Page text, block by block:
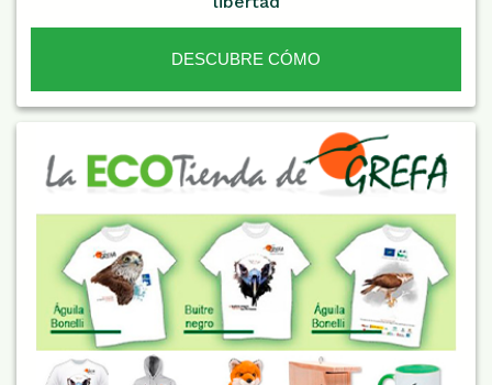
DESCUBRE CÓMO